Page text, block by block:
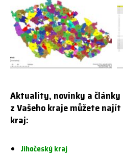
Aktuality, novinky a články
z Vašeho kraje můžete
kraj:
Jihočeský kraj